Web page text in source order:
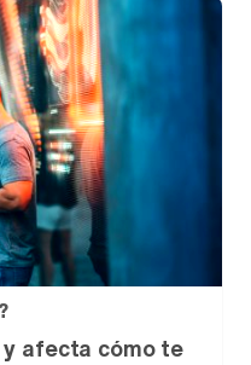
afecta cómo te